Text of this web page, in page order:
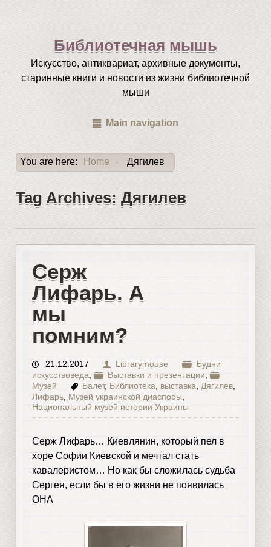
Библиотечная мышь
Искусство, антиквариат, архивные документы,
старинные книги и новости из жизни библиотечной
мыши
Main navigation
You are here: Home › Дягилев
Tag Archives: Дягилев
Серж
Лифарь. А
мы
помним?
21.12.2017 Librarymouse
Будни
искусствоведа , Выставки и презентации ,
Музей
Балет, Библиотека выставка Дягилев
Лифарь, Музей украинской диаспоры
Национальный музей истории Украины
Серж Лифарь… Киевлянин, который пел в
хоре Софии Киевской и мечтал стать
кавалеристом… Но как бы сложилась судьба
Сергея, если бы в его жизни не появилась
ОНА